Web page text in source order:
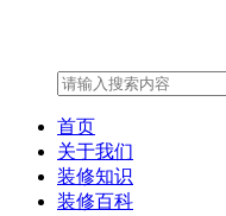
首页
关于我们
装修知识
装修百科